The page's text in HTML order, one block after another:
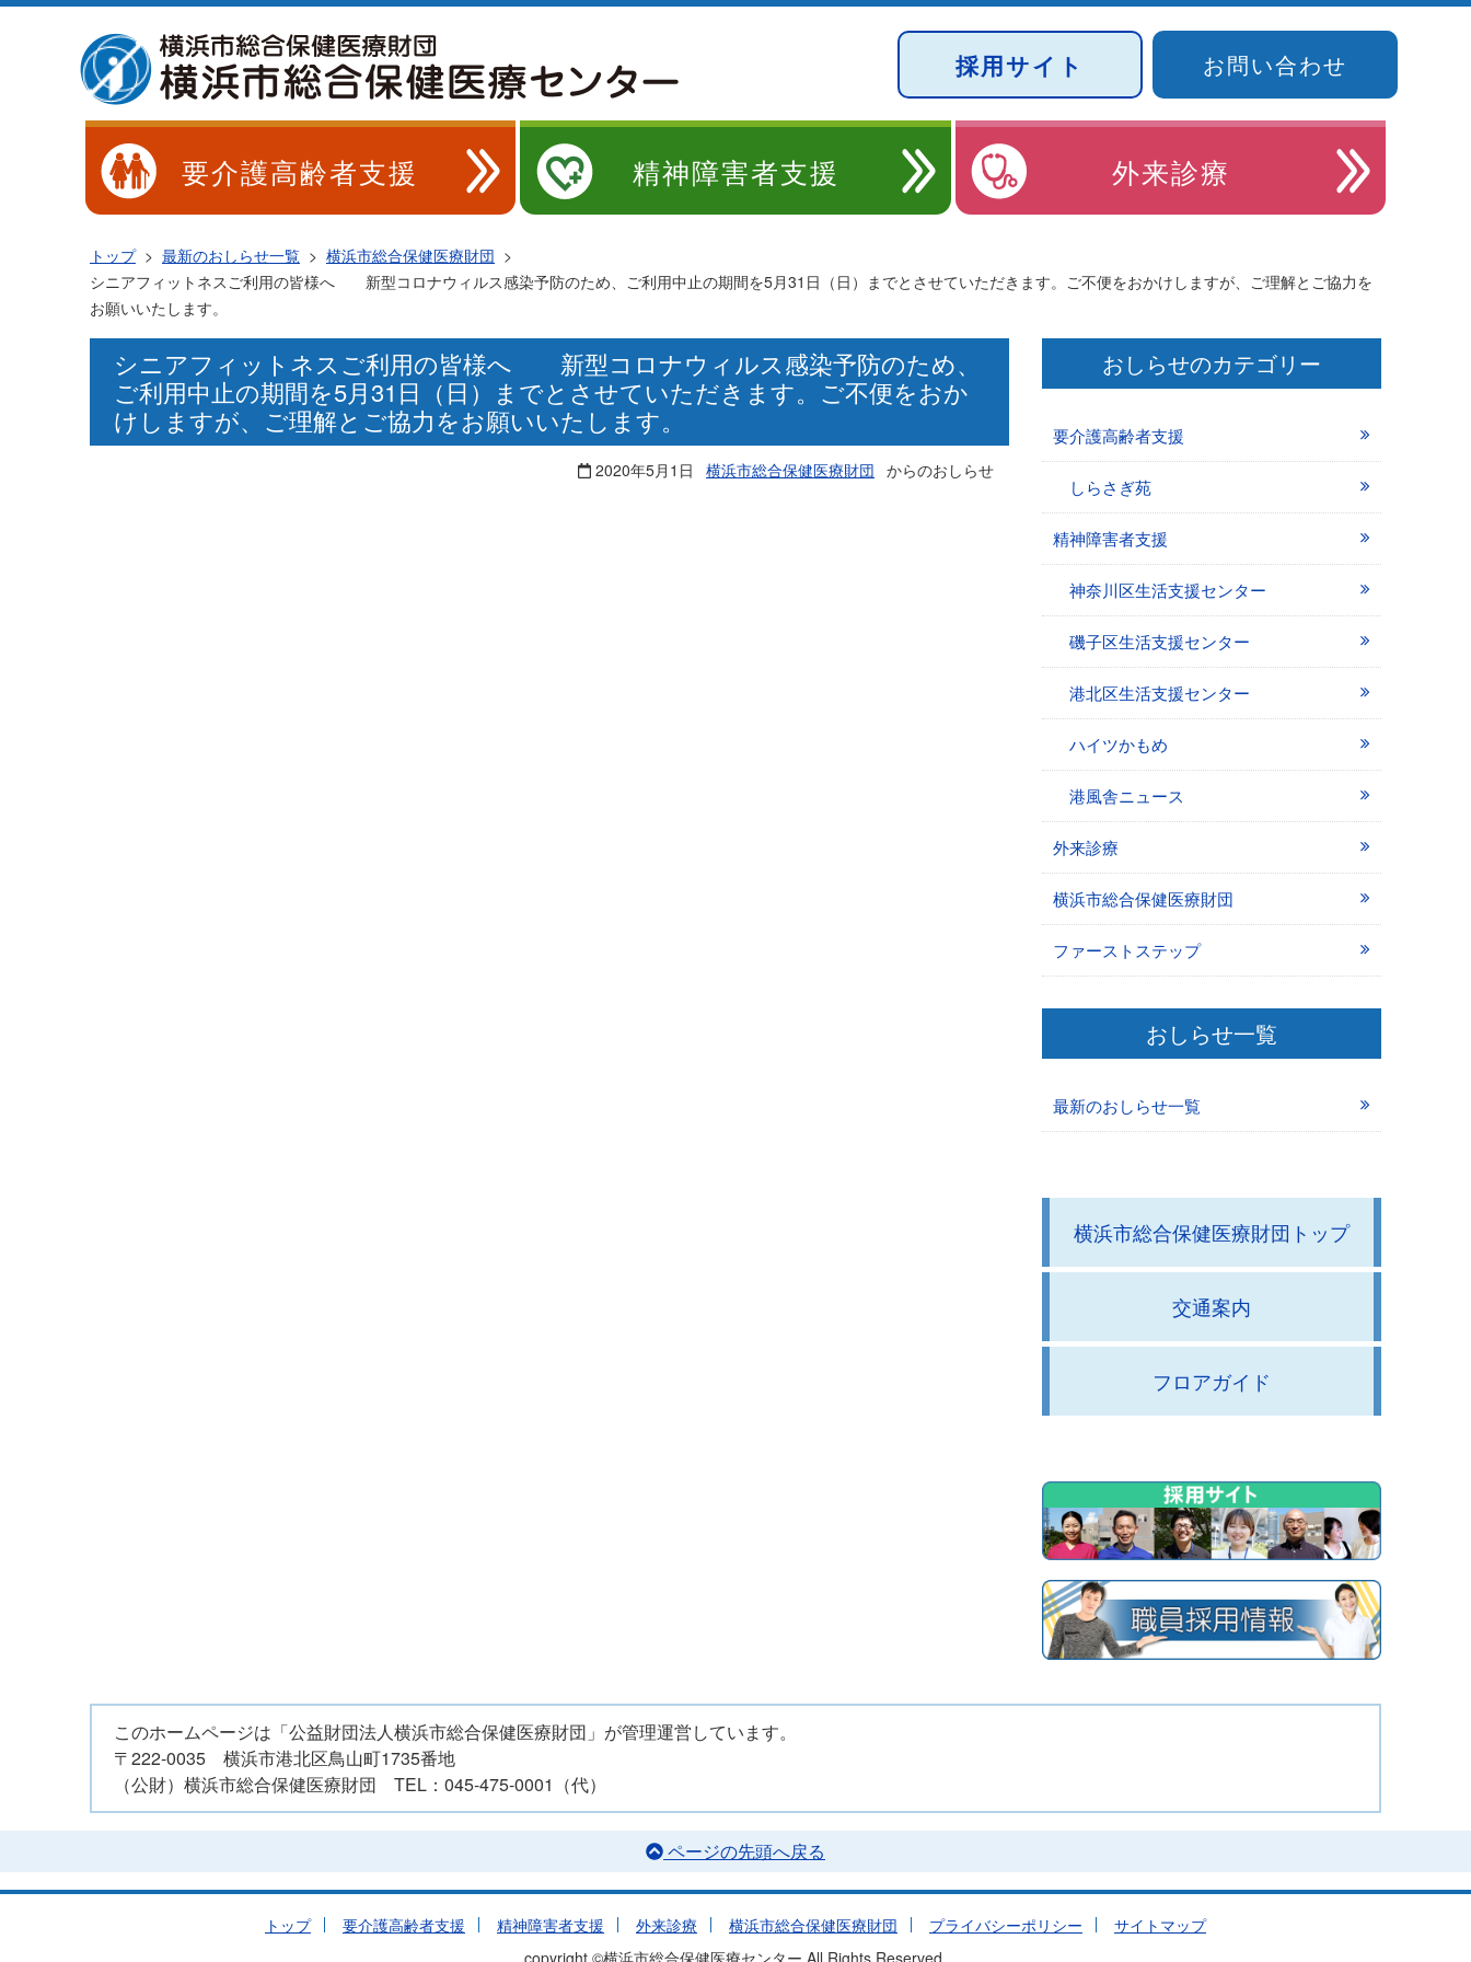
採用サイト お問い合わせ
要介護高齢者支援 精神障害者支援 外来診療
トップ> 最新のおしらせ一覧 > 横浜市総合保健医療財団 >
シニアフィットネスご利用の皆様へ 新型コロナウィルス感染予防のため、ご利用中止の期間を5月31日（日）までとさせていただきます。ご不便をおかけしますが、ご理解とご協力を
お願いいたします。
シニアフィットネスご利用の皆様へ 新型コロナウィルス感染予防のため、
ご利用中止の期間を5月31日（日）までとさせていただきます。ご不便をおか
けしますが、ご理解とご協力をお願いいたします。
2020年5月1日 横浜市総合保健医療財団 からのおしらせ
おしらせのカテゴリー
要介護高齢者支援
しらさぎ苑
精神障害者支援
神奈川区生活支援センター
磯子区生活支援センター
港北区生活支援センター
ハイツかもめ
港風舎ニュース
外来診療
横浜市総合保健医療財団
ファーストステップ
おしらせ一覧
最新のおしらせ一覧
横浜市総合保健医療財団トップ
交通案内
フロアガイド
このホームページは「公益財団法人横浜市総合保健医療財団」が管理運営しています。
〒222-0035 横浜市港北区鳥山町1735番地
（公財）横浜市総合保健医療財団 TEL：045-475-0001（代）
ページの先頭へ戻る
トップ 要介護高齢者支援 精神障害者支援 外来診療 横浜市総合保健医療財団 プライバシーポリシー
サイトマップ